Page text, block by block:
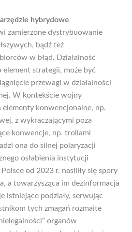
hybrydowe
zamierzone dystrybuowanie
bądź też
w błąd. Działalność
strategii, może być
przewagi w działalności
W kontekście wojny
elementy konwencjonalne, np.
z wykraczającymi poza
konwencje, np. trollami
ona do silnej polaryzacji
osłabienia instytucji
od 2023 r. nasiliły się spory
a towarzysząca im dezinformacja
istniejące podziały, serwując
tych zmagań rozmaite
organów